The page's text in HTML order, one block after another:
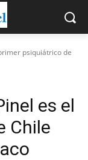
psiquiátrico de
es el
Chile